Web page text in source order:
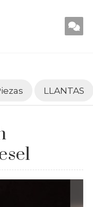
LLANTAS